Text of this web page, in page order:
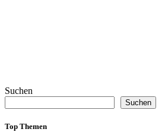
Suchen
Suchen
Top Themen